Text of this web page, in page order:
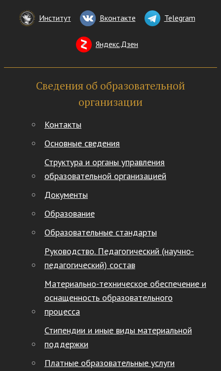
Институт Вконтакте Telegram
Яндекс.Дзен
Сведения об образовательной
организации
Контакты
Основные сведения
Структура и органы управления
образовательной организацией
Документы
Образование
Образовательные стандарты
Руководство. Педагогический (научно-
педагогический) состав
Материально-техническое обеспечение и
оснащенность образовательного
процесса
Стипендии и иные виды материальной
поддержки
Платные образовательные услуги